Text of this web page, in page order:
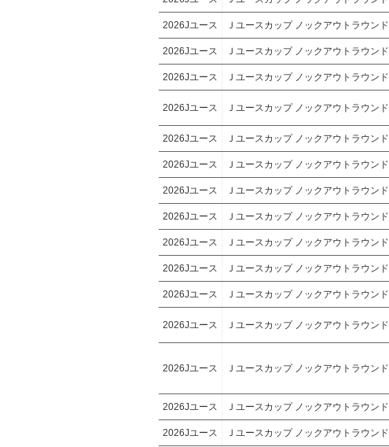
2026Jユース Ｊユースカップ ノックアウトラウンド
2026Jユース Ｊユースカップ ノックアウトラウンド
2026Jユース Ｊユースカップ ノックアウトラウンド
2026Jユース Ｊユースカップ ノックアウトラウンド
2026Jユース Ｊユースカップ ノックアウトラウンド
2026Jユース Ｊユースカップ ノックアウトラウンド
2026Jユース Ｊユースカップ ノックアウトラウンド
2026Jユース Ｊユースカップ ノックアウトラウンド
2026Jユース Ｊユースカップ ノックアウトラウンド
2026Jユース Ｊユースカップ ノックアウトラウンド
2026Jユース Ｊユースカップ ノックアウトラウンド
2026Jユース Ｊユースカップ ノックアウトラウンド
2026Jユース Ｊユースカップ ノックアウトラウンド
2026Jユース Ｊユースカップ ノックアウトラウンド
2026Jユース Ｊユースカップ ノックアウトラウンド